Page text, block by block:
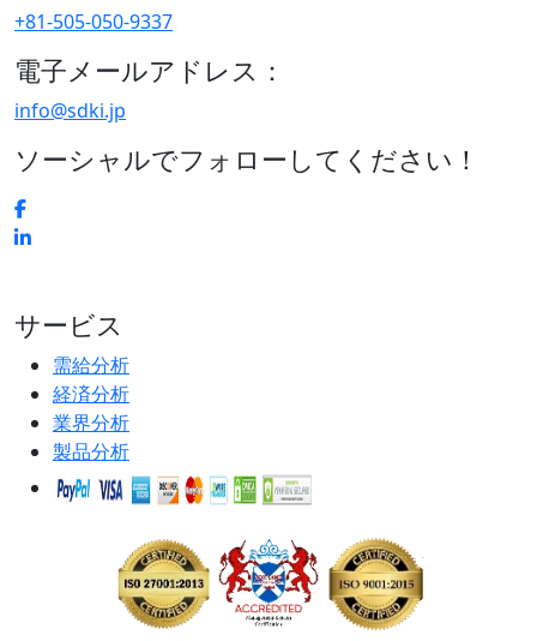
+81-505-050-9337
電子メールアドレス：
info@sdki.jp
ソーシャルでフォローしてください！
サービス
需給分析
経済分析
業界分析
製品分析